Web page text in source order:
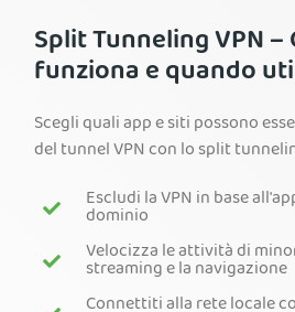
Blog
Assistenza
Accedi
Split Tunneling VPN –
funziona e quando
Scegli quali app e siti possono
del tunnel VPN con lo split
Escludi la VPN in base
dominio
Velocizza le attività di
streaming e la navigazione
Connettiti alla rete locale